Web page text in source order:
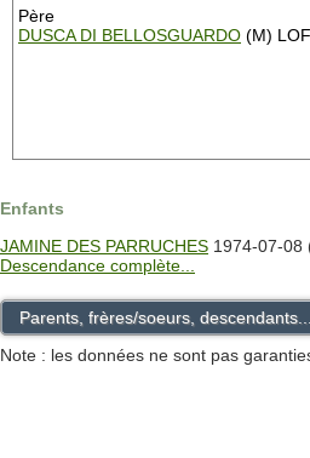
Père
DUSCA DI BELLOSGUARDO (M)
Enfants
JAMINE DES PARRUCHES 1974-07-08
Descendance complète...
Parents, frères/soeurs, descendants...
Note : les données ne sont pas